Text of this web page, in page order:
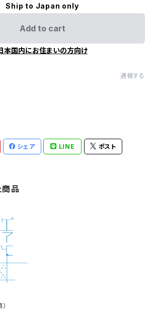
Ship to Japan only
Add to cart
本国内にお住まいの方向け
通報する
シェア LINE ポスト
商品